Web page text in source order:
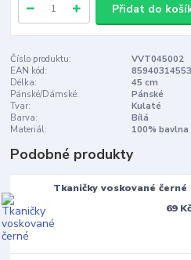
Přidat do
Číslo produktu:
VVT045002
EAN kód:
Délka:
45 cm
Pánské/Dámské:
Pánské
Tvar:
Kulaté
Barva:
Bílá
Materiál:
100% bavlna
Podobné produkty
Tkaničky voskované černé
69 Kč